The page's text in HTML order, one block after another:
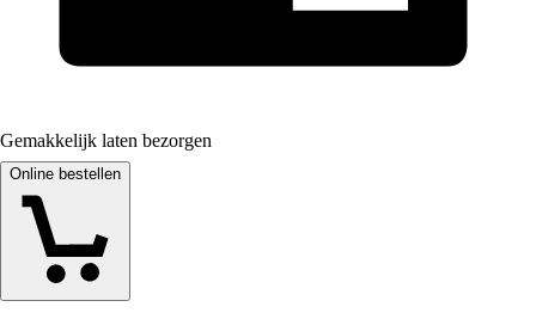
Gemakkelijk laten bezorgen
Online bestellen